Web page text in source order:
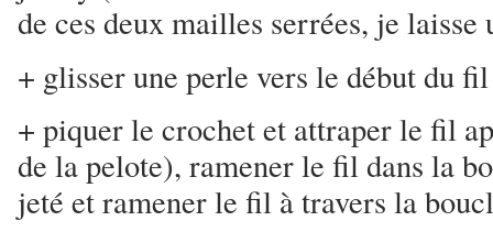
de ces deux mailles serrées, je laisse
+ glisser une perle vers le début du fil
+ piquer le crochet et attraper le fil
de la pelote), ramener le fil dans la
jeté et ramener le fil à travers la